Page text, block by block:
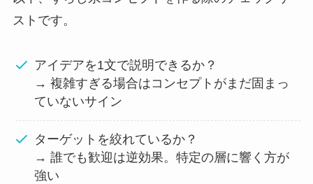
ストです。
アイデアを1文で説明できるか？
→ 複雑すぎる場合はコンセプトがまだ固まっ
ていないサイン
ターゲットを絞れているか？
→ 誰でも歓迎は逆効果。特定の層に響く方が
強い